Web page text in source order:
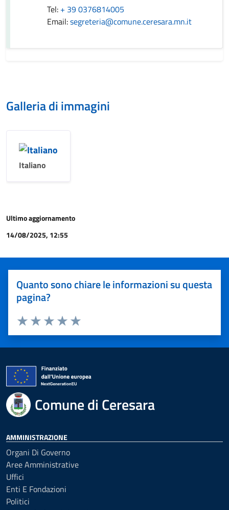
Tel: + 39 0376814005
Email:segreteria@comune.ceresara.mn.it
Galleria di immagini
Italiano
Ultimo aggiornamento
14/08/2025, 12:55
Quanto sono chiare le informazioni su questa
pagina?
Valuta 5 stelle su 5
Valuta 4 stelle su 5
Valuta 3 stelle su 5
Valuta 2 stelle su 5
Valuta 1 stelle su 5
Comune di Ceresara
AMMINISTRAZIONE
Organi Di Governo
Aree Amministrative
Uffici
Enti E Fondazioni
Politici